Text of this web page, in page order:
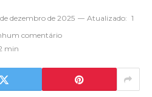
de dezembro de 2025 Atualizado: 1
comentário
min